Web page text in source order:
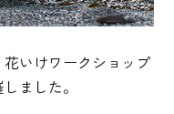
いけワークショップ
ました。